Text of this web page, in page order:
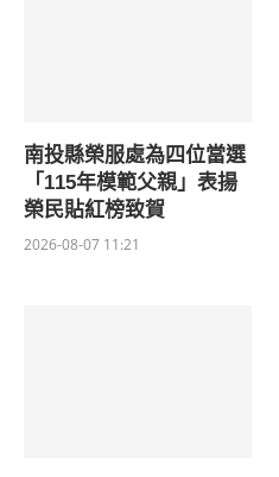
南投縣榮服處為四位當選
「115年模範父親」表揚
榮民貼紅榜致賀
2026-08-07 11:21